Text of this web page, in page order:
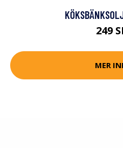
249
MER